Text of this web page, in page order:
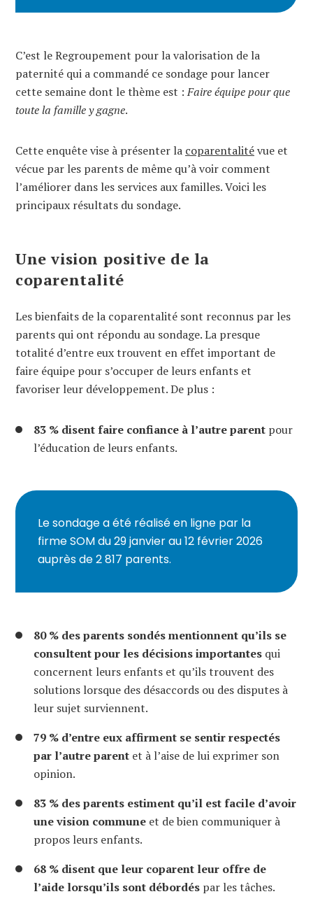
C’est le Regroupement pour la valorisation de la
paternité qui a commandé ce sondage pour lancer
cette semaine dont le thème est :Faire équipe pour que
toute la famille y gagne.
Cette enquête vise à présenter la coparentalitévue et
vécue par les parents de même qu’à voir comment
l’améliorer dans les services aux familles. Voici les
principaux résultats du sondage.
Une vision positive de la
coparentalité
Les bienfaits de la coparentalité sont reconnus par les
parents qui ont répondu au sondage. La presque
totalité d’entre eux trouvent en effet important de
faire équipe pour s’occuper de leurs enfants et
favoriser leur développement. De plus :
83 % disent faire confiance à l’autre parent pour
l’éducation de leurs enfants.
Le sondage a été réalisé en ligne par la
firme SOM du 29 janvier au 12 février 2026
auprès de 2 817 parents.
80 % des parents sondés mentionnent qu’ils se
consultent pour les décisions importantes qui
concernent leurs enfants et qu’ils trouvent des
solutions lorsque des désaccords ou des disputes à
leur sujet surviennent.
79 % d’entre eux affirment se sentir respectés
par l’autre parent et à l’aise de lui exprimer son
opinion.
83 % des parents estiment qu’il est facile d’avoir
une vision commune et de bien communiquer à
propos leurs enfants.
68 % disent que leur coparent leur offre de
l’aide lorsqu’ils sont débordés par les tâches.